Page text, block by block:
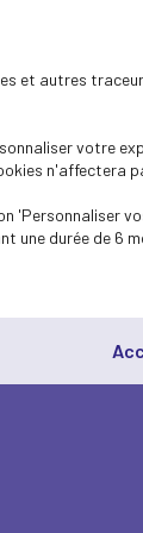
et autres
votre
n'affectera
'Personnaliser
durée de 6